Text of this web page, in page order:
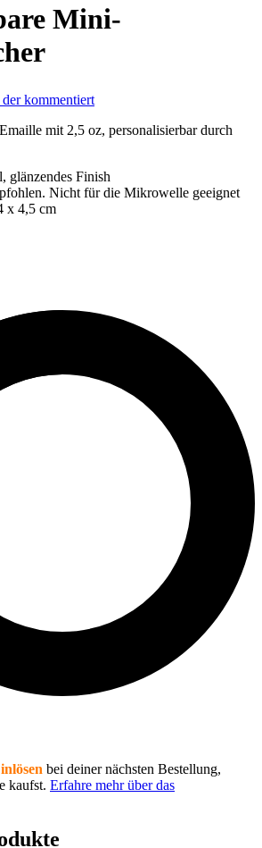
Mini-
der kommentiert
mit 2,5 oz, personalisierbar durch
glänzendes Finish
Nicht für die Mikrowelle geeignet
x 4,5 cm
bei deiner nächsten Bestellung,
kaufst. Erfahre mehr über das